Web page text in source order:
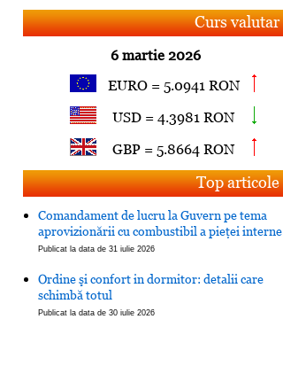
Curs valutar
6 martie 2026
EURO = 5.0941 RON
USD = 4.3981 RON
GBP = 5.8664 RON
Top articole
Comandament de lucru la Guvern pe tema
aprovizionării cu combustibil a pieţei interne
Publicat la data de 31 iulie 2026
Ordine şi confort in dormitor: detalii care
schimbă totul
Publicat la data de 30 iulie 2026